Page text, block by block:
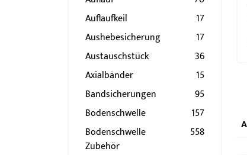
Auflaufkeil
17
Aushebesicherung
17
Austauschstück
36
Axialbänder
15
Bandsicherungen
95
Bodenschwelle
157
Bodenschwelle
Zubehör
558